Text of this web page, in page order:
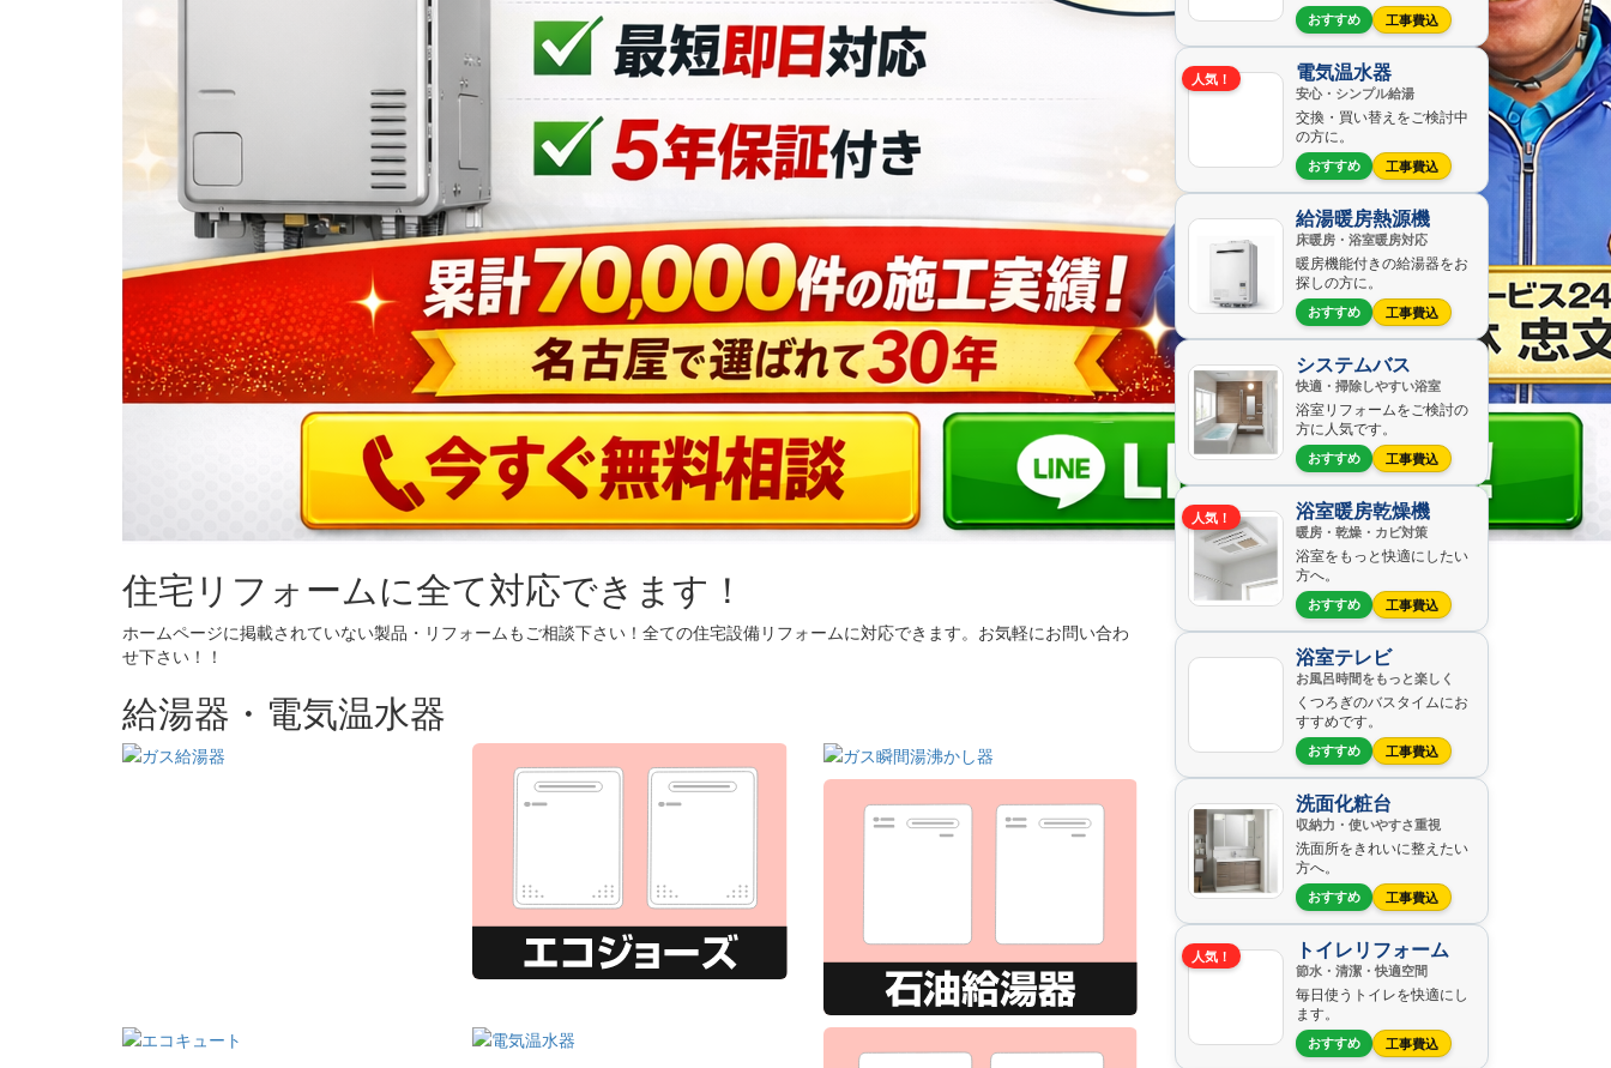
住宅リフォームに全て対応できます！
ホームページに掲載されていない製品・リフォームもご相談下さい！全ての住宅設備リフォームに対応できます。お気軽にお問い合わ
せ下さい！！
給湯器・電気温水器
おすすめ 工事費込
人気！ 電気温水器
安心・シンプル給湯
交換・買い替えをご検討中
の方に。
おすすめ 工事費込
給湯暖房熱源機
床暖房・浴室暖房対応
暖房機能付きの給湯器をお
探しの方に。
おすすめ 工事費込
システムバス
快適・掃除しやすい浴室
浴室リフォームをご検討の
方に人気です。
おすすめ 工事費込
人気！ 浴室暖房乾燥機
暖房・乾燥・カビ対策
浴室をもっと快適にしたい
方へ。
おすすめ 工事費込
浴室テレビ
お風呂時間をもっと楽しく
くつろぎのバスタイムにお
すすめです。
おすすめ 工事費込
洗面化粧台
収納力・使いやすさ重視
洗面所をきれいに整えたい
方へ。
おすすめ 工事費込
人気！ トイレリフォーム
節水・清潔・快適空間
毎日使うトイレを快適にし
ます。
おすすめ 工事費込